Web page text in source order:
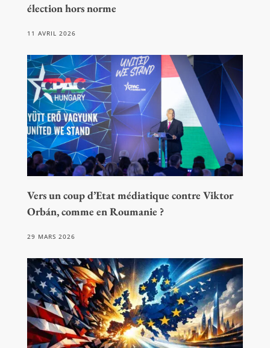
élection hors norme
11 AVRIL 2026
Vers un coup d’Etat médiatique contre Viktor
Orbán, comme en Roumanie ?
29 MARS 2026